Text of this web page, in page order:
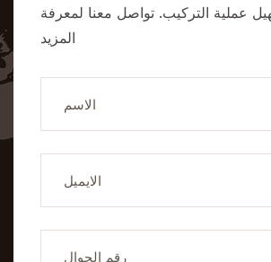
عملية التركيب. تواصل معنا لمعرفة
المزيد